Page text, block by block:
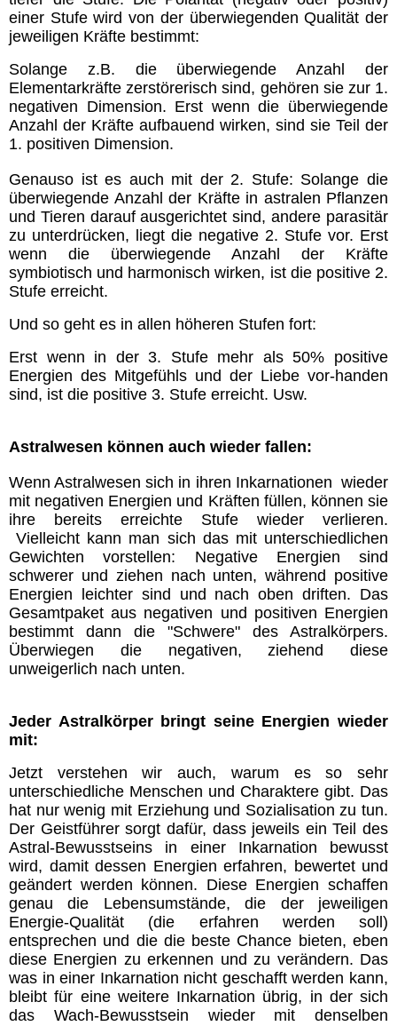
Essener Schriftrollen
Das Gesetz des Einen (RA)
Weisheiten
Impressum & Datenschutz-
Erklärung
Oriano´s Blog
Direkter Kontakt
Mitglieder
einer Stufe wird von der überwiegenden Qualität der
jeweiligen Kräfte bestimmt:
Solange z.B. die überwiegende Anzahl der
Elementarkräfte zerstörerisch sind, gehören sie zur 1.
negativen Dimension. Erst wenn die überwiegende
Anzahl der Kräfte aufbauend wirken, sind sie Teil der
1. positiven Dimension.
Genauso ist es auch mit der 2. Stufe: Solange die
überwiegende Anzahl der Kräfte in astralen Pflanzen
und Tieren darauf ausgerichtet sind, andere parasitär
zu unterdrücken, liegt die negative 2. Stufe vor. Erst
wenn die überwiegende Anzahl der Kräfte
symbiotisch und harmonisch wirken, ist die positive 2.
Stufe erreicht.
Und so geht es in allen höheren Stufen fort:
Erst wenn in der 3. Stufe mehr als 50% positive
Energien des Mitgefühls und der Liebe vor-handen
sind, ist die positive 3. Stufe erreicht. Usw.
Astralwesen können auch wieder fallen:
Wenn Astralwesen sich in ihren Inkarnationen wieder
mit negativen Energien und Kräften füllen, können sie
ihre bereits erreichte Stufe wieder verlieren.
Vielleicht kann man sich das mit unterschiedlichen
Gewichten vorstellen: Negative Energien sind
schwerer und ziehen nach unten, während positive
Energien leichter sind und nach oben driften. Das
Gesamtpaket aus negativen und positiven Energien
bestimmt dann die "Schwere" des Astralkörpers.
Überwiegen die negativen, ziehend diese
unweigerlich nach unten.
Jeder Astralkörper bringt seine Energien wieder
mit:
Jetzt verstehen wir auch, warum es so sehr
unterschiedliche Menschen und Charaktere gibt. Das
hat nur wenig mit Erziehung und Sozialisation zu tun.
Der Geistführer sorgt dafür, dass jeweils ein Teil des
Astral-Bewusstseins in einer Inkarnation bewusst
wird, damit dessen Energien erfahren, bewertet und
geändert werden können. Diese Energien schaffen
genau die Lebensumstände, die der jeweiligen
Energie-Qualität (die erfahren werden soll)
entsprechen und die die beste Chance bieten, eben
diese Energien zu erkennen und zu verändern. Das
was in einer Inkarnation nicht geschafft werden kann,
bleibt für eine weitere Inkarnation übrig, in der sich
das Wach-Bewusstsein wieder mit denselben